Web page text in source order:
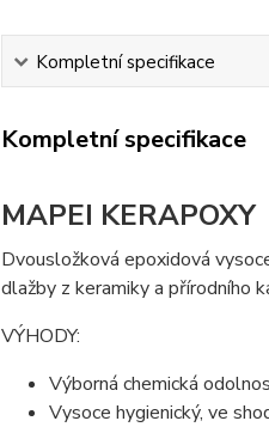
Kompletní specifikace
Kompletní specifikace
MAPEI KERAPOXY
Dvousložková epoxidová
dlažby z keramiky a přírodního
VÝHODY:
Výborná chemická
Vysoce hygienický, ve